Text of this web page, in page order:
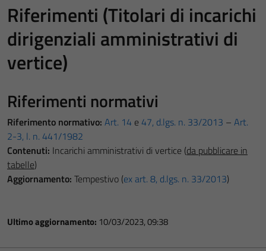
Riferimenti (Titolari di incarichi
dirigenziali amministrativi di
vertice)
Riferimenti normativi
Riferimento normativo: Art. 14 e47, d.lgs. n. 33/2013 – Art.
2-3, l. n. 441/1982
Contenuti: Incarichi amministrativi di vertice (da pubblicare in
tabelle)
Aggiornamento: Tempestivo (ex art. 8, d.lgs. n. 33/2013)
Ultimo aggiornamento: 10/03/2023, 09:38